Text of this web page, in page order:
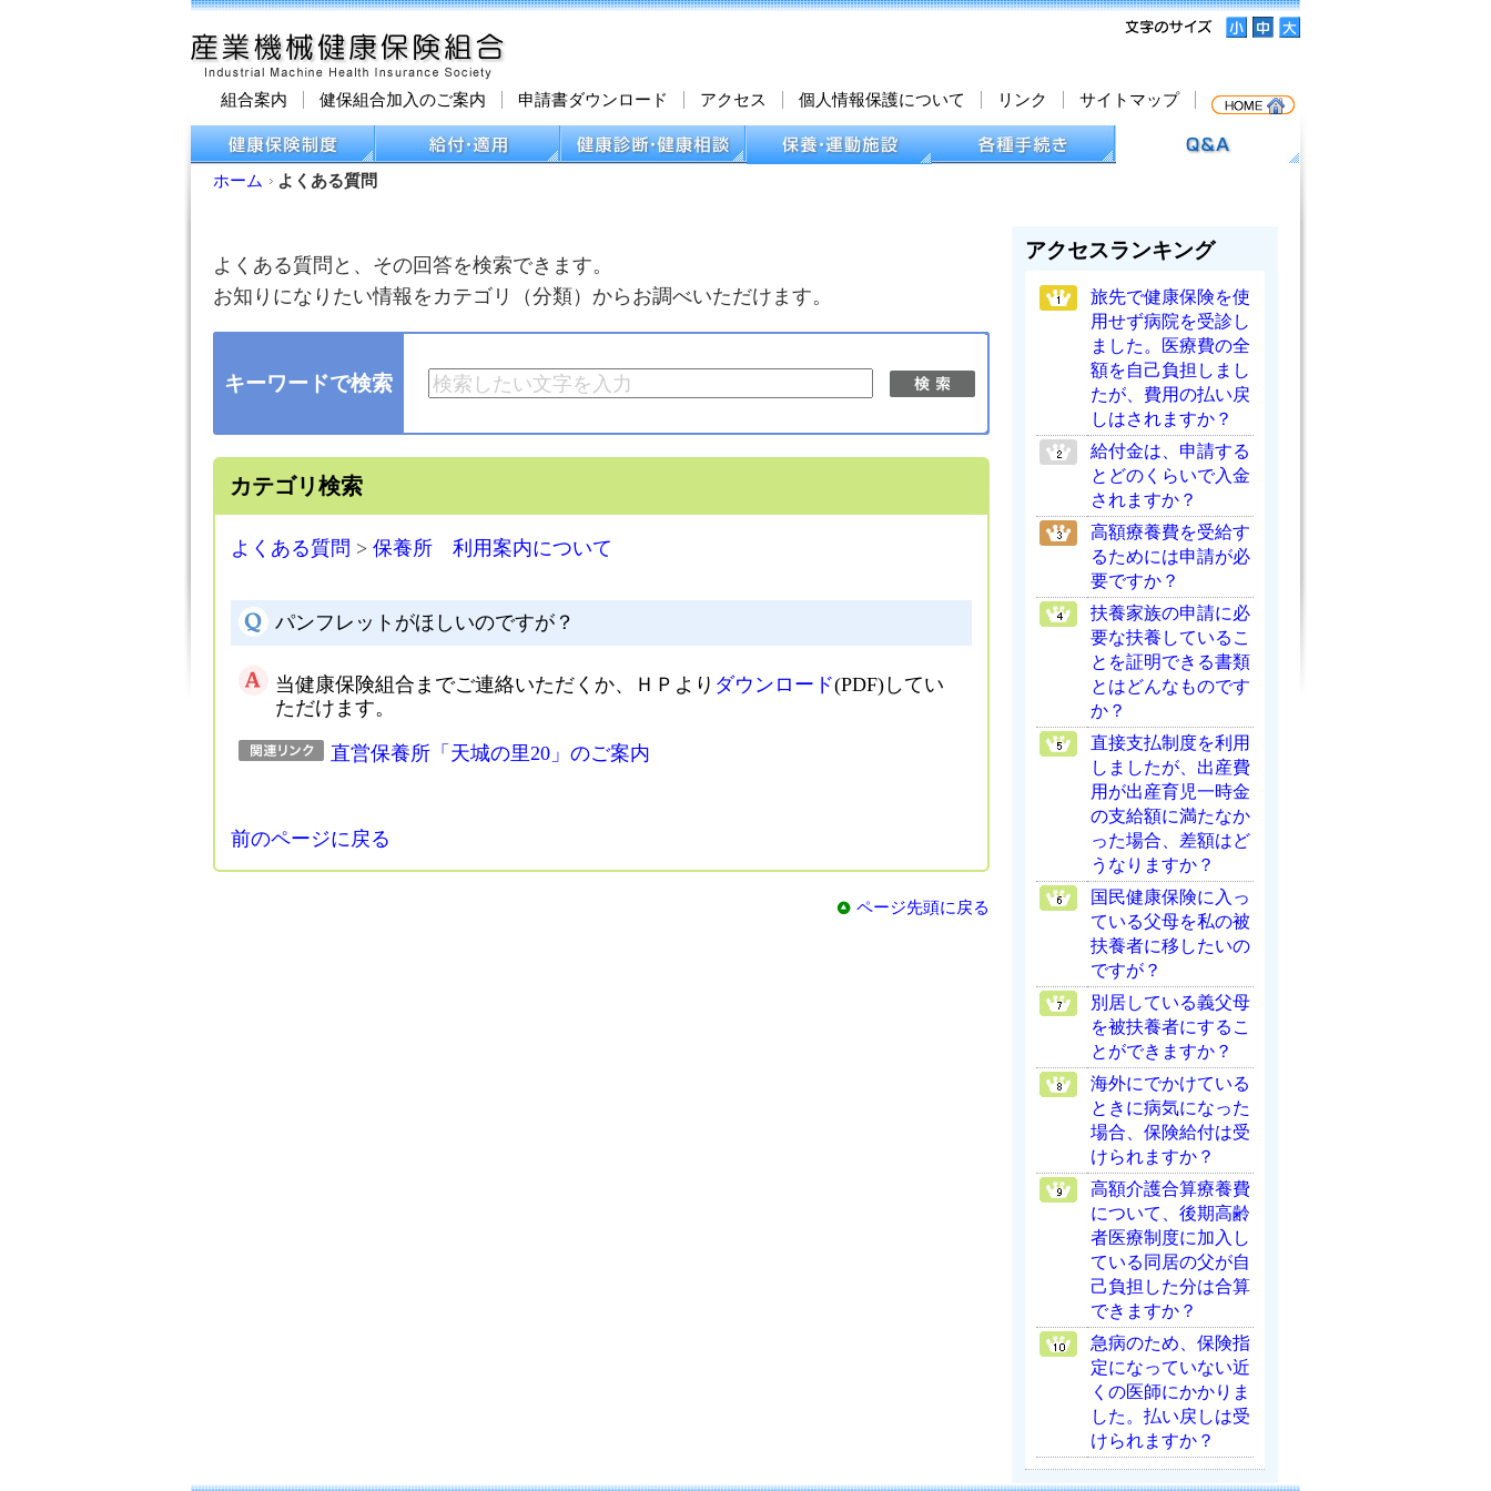
組合案内 健保組合加入のご案内 申請書ダウンロード アクセス 個人情報保護について リンク サイトマップ
ホーム よくある質問
よくある質問と、その回答を検索できます。
お知りになりたい情報をカテゴリ（分類）からお調べいただけます。
キーワードで検索
カテゴリ検索
よくある質問 > 保養所 利用案内について
パンフレットがほしいのですが？
当健康保険組合までご連絡いただくか、ＨＰより ダウンロード(PDF)してい
ただけます。
直営保養所「天城の里20」のご案内
前のページに戻る
ページ先頭に戻る
アクセスランキング
旅先で健康保険を使
用せず病院を受診し
ました。医療費の全
額を自己負担しまし
たが、費用の払い戻
しはされますか？
給付金は、申請する
とどのくらいで入金
されますか？
高額療養費を受給す
るためには申請が必
要ですか？
扶養家族の申請に必
要な扶養しているこ
とを証明できる書類
とはどんなものです
か？
直接支払制度を利用
しましたが、出産費
用が出産育児一時金
の支給額に満たなか
った場合、差額はど
うなりますか？
国民健康保険に入っ
ている父母を私の被
扶養者に移したいの
ですが？
別居している義父母
を被扶養者にするこ
とができますか？
海外にでかけている
ときに病気になった
場合、保険給付は受
けられますか？
高額介護合算療養費
について、後期高齢
者医療制度に加入し
ている同居の父が自
己負担した分は合算
できますか？
急病のため、保険指
定になっていない近
くの医師にかかりま
した。払い戻しは受
けられますか？